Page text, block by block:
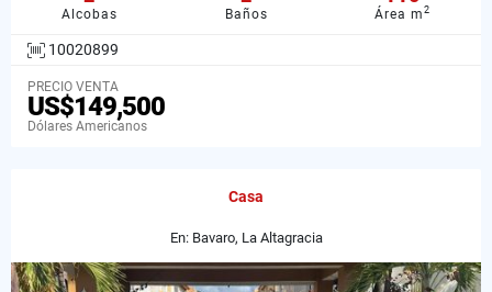
Alcobas Baños Área m2
10020899
PRECIO VENTA
US$149,500
Dólares Americanos
Casa
En: Bavaro, La Altagracia